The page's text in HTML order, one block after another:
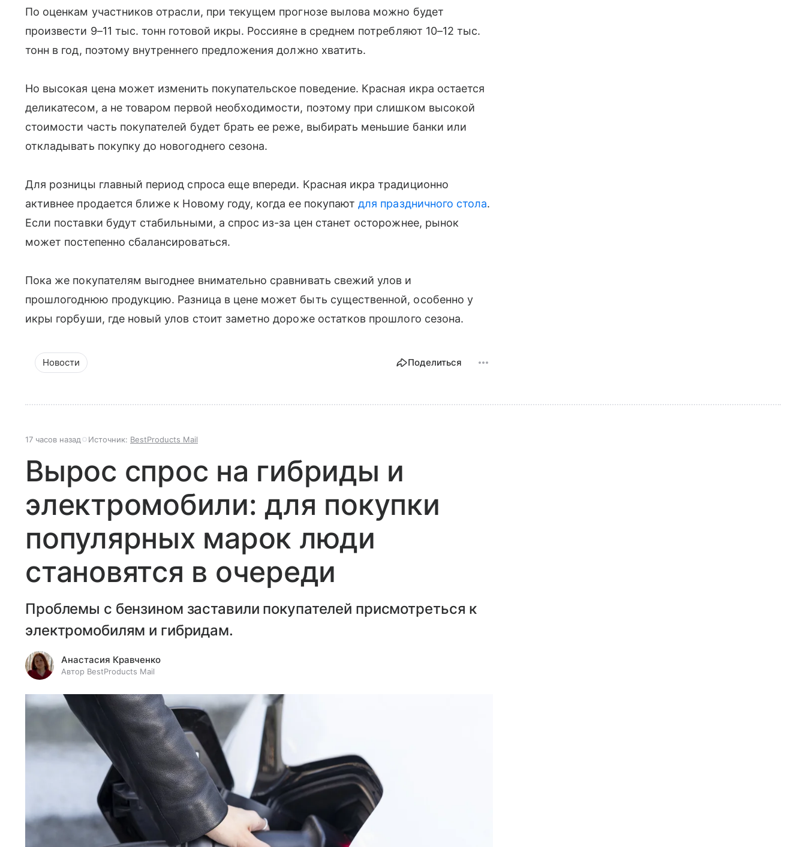
По оценкам участников отрасли, при текущем прогнозе вылова можно будет
произвести 9–11 тыс. тонн готовой икры. Россияне в среднем потребляют 10–12 тыс.
тонн в год, поэтому внутреннего предложения должно хватить.
Но высокая цена может изменить покупательское поведение. Красная икра остается
деликатесом, а не товаром первой необходимости, поэтому при слишком высокой
стоимости часть покупателей будет брать ее реже, выбирать меньшие банки или
откладывать покупку до новогоднего сезона.
Для розницы главный период спроса еще впереди. Красная икра традиционно
активнее продается ближе к Новому году, когда ее покупаютдля праздничного стола.
Если поставки будут стабильными, а спрос из-за цен станет осторожнее, рынок
может постепенно сбалансироваться.
Пока же покупателям выгоднее внимательно сравнивать свежий улов и
прошлогоднюю продукцию. Разница в цене может быть существенной, особенно у
икры горбуши, где новый улов стоит заметно дороже остатков прошлого сезона.
Новости Поделиться
17 часов назад Источник: BestProducts Mail
Вырос спрос на гибриды и
электромобили: для покупки
популярных марок люди
становятся в очереди
Проблемы с бензином заставили покупателей присмотреться к
электромобилям и гибридам.
Анастасия Кравченко
Автор BestProducts Mail